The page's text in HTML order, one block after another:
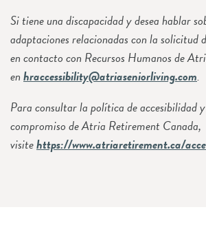
Si tiene una discapacidad y desea hablar
adaptaciones relacionadas con la solicitud
en contacto con Recursos Humanos de
enhraccessibility@atriaseniorliving.com.
Para consultar la política de accesibilidad
compromiso de Atria Retirement Canada,
visitehttps://www.atriaretirement.ca/